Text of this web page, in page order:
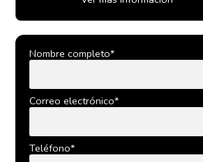
Nombre completo*
Correo electrónico*
Teléfono*